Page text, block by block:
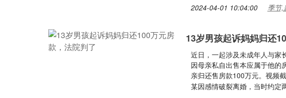
2024-04-01 10:04:00 季节,
13岁男孩起诉妈妈归还
近日，一起涉及未成年人与家
因母亲私自出售本应属于他的
亲归还售房款100万元。视频
某因感情破裂离婚，当时约定